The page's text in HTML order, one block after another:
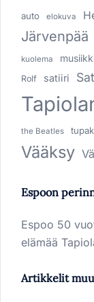
auto elokuva
Järvenpää
kuolema
Rolf satiiri
the Beatles
Vääksy
Espoon
Espoo 50
elämää
Artikkelit